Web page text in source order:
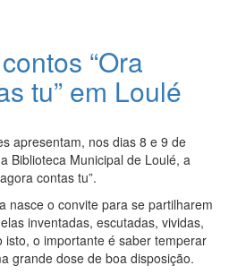
“Ora
tu” em Loulé
apresentam, nos dias 8 e 9 de
Biblioteca Municipal de Loulé, a
contas tu”.
nasce o convite para se partilharem
inventadas, escutadas, vividas,
isto, o importante é saber temperar
grande dose de boa disposição.